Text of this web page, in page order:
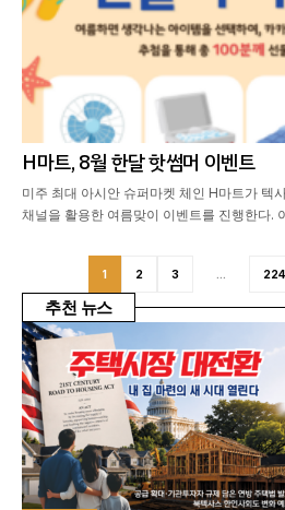
H마트, 8월 한달 핫썸머 이벤트
미주 최대 아시안 슈퍼마켓 체인 H마트가 텍
채널을 활용한 여름맞이 이벤트를 진행한다.
1 2 3 224
추천 뉴스